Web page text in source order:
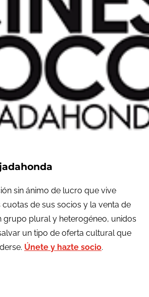
sin ánimo de lucro que vive
de sus socios y la venta de
grupo plural y heterogéneo, unidos
un tipo de oferta cultural que
Únete y hazte socio.